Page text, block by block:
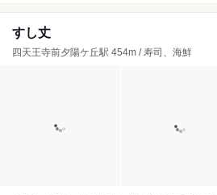
すし丈
四天王寺前夕陽ケ丘駅 454m / 寿司、海鮮